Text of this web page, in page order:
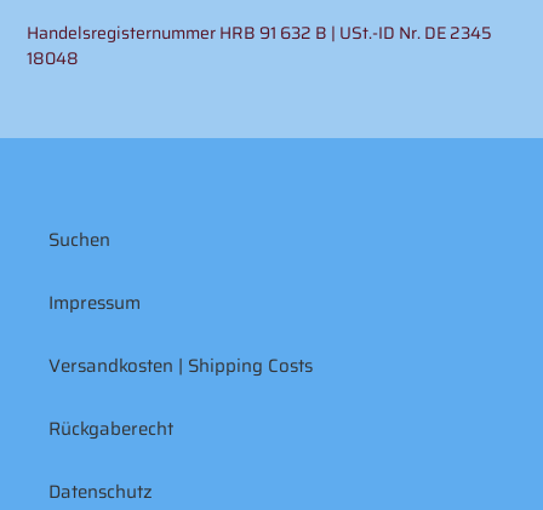
Handelsregisternummer HRB 91 632 B | USt.-ID Nr. DE 2345
18048
Suchen
Impressum
Versandkosten | Shipping Costs
Rückgaberecht
Datenschutz